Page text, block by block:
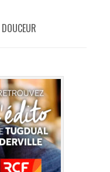
DOUCEUR